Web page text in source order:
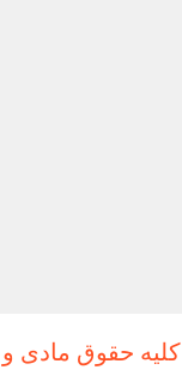
کلیه حقوق مادی و